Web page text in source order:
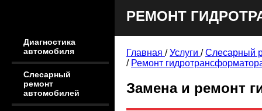
Диагностика
автомобиля
Слесарный
ремонт
автомобилей
РЕМОНТ
Главная /Услуги /Слесарный
/ Ремонт
Замена и ремонт